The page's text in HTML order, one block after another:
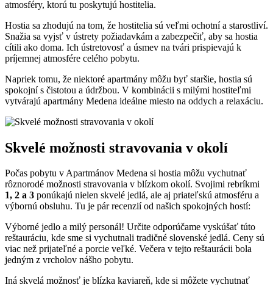
atmosféry, ktorú tu poskytujú hostitelia.
Hostia sa zhodujú na tom, že hostitelia sú veľmi ochotní a starostliví.
Snažia sa vyjsť v ústrety požiadavkám a zabezpečiť, aby sa hostia
cítili ako doma. Ich ústretovosť a úsmev na tvári prispievajú k
príjemnej atmosfére celého pobytu.
Napriek tomu, že niektoré apartmány môžu byť staršie, hostia sú
spokojní s čistotou a údržbou. V kombinácii s milými hostiteľmi
vytvárajú apartmány Medena ideálne miesto na oddych a relaxáciu.
Skvelé možnosti stravovania v okolí
Počas pobytu v Apartmánov Medena si hostia môžu vychutnať
rôznorodé možnosti stravovania v blízkom okolí. Svojimi rebríkmi
1, 2 a 3 ponúkajú nielen skvelé jedlá, ale aj priateľskú atmosféru a
výbornú obsluhu. Tu je pár recenzií od našich spokojných hostí:
Výborné jedlo a milý personál! Určite odporúčame vyskúšať túto
reštauráciu, kde sme si vychutnali tradičné slovenské jedlá. Ceny sú
viac než prijateľné a porcie veľké. Večera v tejto reštaurácii bola
jedným z vrcholov nášho pobytu.
Iná skvelá možnosť je blízka kaviareň, kde si môžete vychutnať